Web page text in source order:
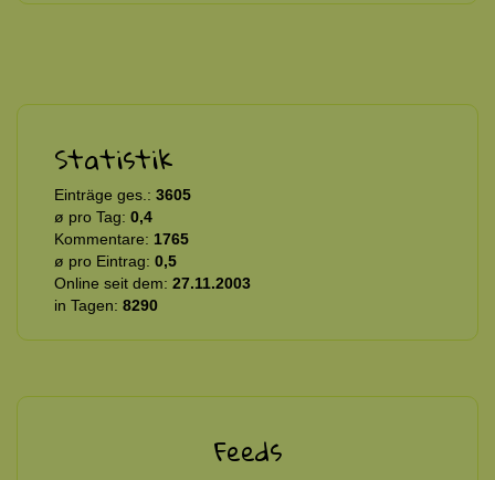
Statistik
Einträge ges.: 3605
ø pro Tag: 0,4
Kommentare: 1765
ø pro Eintrag: 0,5
Online seit dem: 27.11.2003
in Tagen: 8290
Feeds